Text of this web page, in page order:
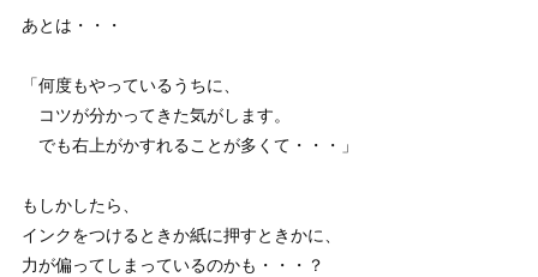
あとは・・・
「何度もやっているうちに、
コツが分かってきた気がします。
でも右上がかすれることが多くて・・・」
もしかしたら、
インクをつけるときか紙に押すときかに、
力が偏ってしまっているのかも・・・？